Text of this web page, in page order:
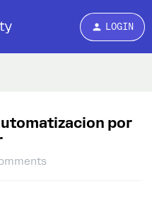
LOGIN
por